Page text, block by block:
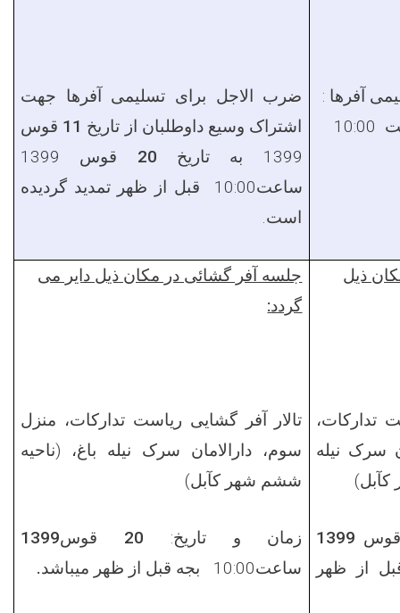
ضرب الاجل برای تسلیمی آفرها جهت
اشتراک وسیع داوطلبان از تاریخ 11 قوس
1399 به تاریخ
20 قوس
ساعت10:00 قبل از ظهر تمدید گردیده
است.
آفرها :
10:00
جلسه آفر گشائی در مکان ذیل دایر می
گردد:
تالار آفر گشایی ریاست تدارکات، منزل
سوم،
دارالامان سرک نیله باغ، (ناحیه
ششم شهر کآبل)
زمان و تاریخ:
20 قوس1399
ساعت10:00 بجه قبل از ظهر میباشد.
ذیل
تدارکات،
سرک نیله
از ظهر